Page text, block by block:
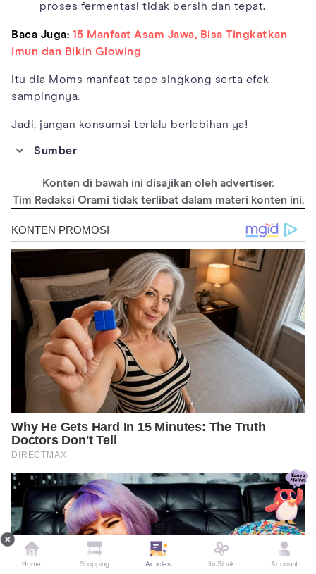
proses fermentasi tidak bersih dan tepat.
Baca Juga: 15 Manfaat Asam Jawa, Bisa Tingkatkan
Imun dan Bikin Glowing
Itu dia Moms manfaat tape singkong serta efek
sampingnya.
Jadi, jangan konsumsi terlalu berlebihan ya!
Sumber
Profiles_and_Lactic_Acid_Bacteria_Density_of_Tape_Ketan_an
https://www.wjgnet.com/1007-9327/full/v18/i30/4012.htm
https://www.mayoclinic.org/diseases-conditions/anemia
http://oaji.net/articles/2019/2246-1564421440.pdf
https://www.wjpls.org/download/article/29072018/1532948380.
http://www.ijat-
aatsea.com/pdf/v15_n1_2019_January/15_IJAT_15(1)_2019_Yusma
rini.pdf
https://pubmed.ncbi.nlm.nih.gov/8116550/
Konten di bawah ini disajikan oleh advertiser.
Tim Redaksi Orami tidak terlibat dalam materi konten ini.
Home Shopping Articles IbuSibuk Account